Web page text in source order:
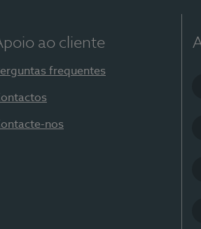
ao cliente
frequentes
nos